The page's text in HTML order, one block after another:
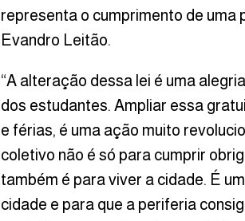
representa o cumprimento de
Evandro Leitão.
“A alteração dessa lei é uma
dos estudantes. Ampliar essa
e férias, é uma ação muito
coletivo não é só para cumprir
também é para viver a cidade. É
cidade e para que a periferia